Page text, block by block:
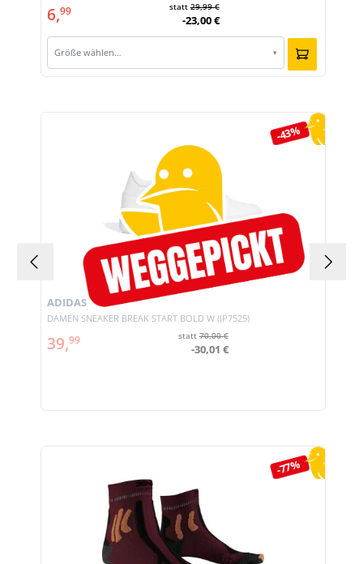
6,99 statt29,99 €
-23,00 €
Größe wählen… ▾
-43%
DAMEN SNEAKER BREAK START BOLD W (JP7525)
ADIDAS
39,99 statt70,00 €
-30,01 €
-77%